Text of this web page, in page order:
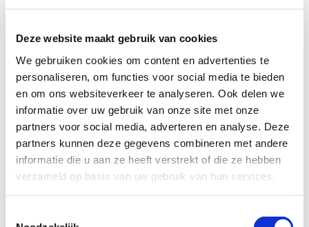
Deze website maakt gebruik van cookies
We gebruiken cookies om content en advertenties te
personaliseren, om functies voor social media te bieden
en om ons websiteverkeer te analyseren. Ook delen we
informatie over uw gebruik van onze site met onze
partners voor social media, adverteren en analyse. Deze
partners kunnen deze gegevens combineren met andere
informatie die u aan ze heeft verstrekt of die ze hebben
verzameld op basis van uw gebruik van hun services.